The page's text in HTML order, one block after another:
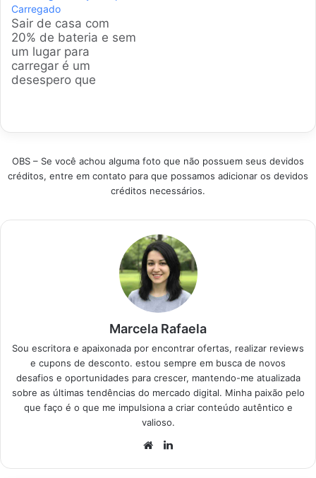
identificar os modelos
mais eficientes e
confiáveis, garantindo
que você encontre a
solução perfeita para
manter seus
Carregado
Sair de casa com
20% de bateria e sem
um lugar para
carregar é um
desespero que
carregadores
confiáveis e rápidos
para o seu Samsung.
Olhamos o que há de
brasileiro para
OBS – Se você achou alguma foto que não possuem seus devidos
créditos, entre em contato para que possamos adicionar os devidos
créditos necessários.
Marcela Rafaela
Sou escritora e apaixonada por encontrar ofertas, realizar reviews
e cupons de desconto. estou sempre em busca de novos
desafios e oportunidades para crescer, mantendo-me atualizada
sobre as últimas tendências do mercado digital. Minha paixão pelo
que faço é o que me impulsiona a criar conteúdo autêntico e
valioso.
Website